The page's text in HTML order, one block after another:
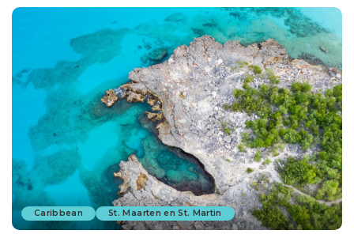
Caribbean St. Maarten en St. Martin